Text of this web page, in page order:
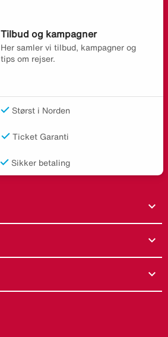
Tilbud og kampagner
Her samler vi tilbud, kampagner og
tips om rejser.
Størst i Norden
Ticket Garanti
Sikker betaling
expand_more
expand_more
expand_more